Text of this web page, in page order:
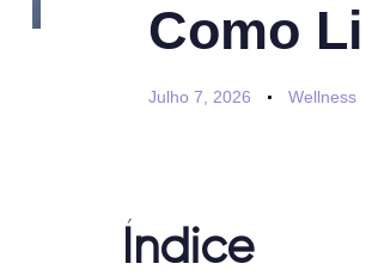
Como
Julho 7, 2026 Wellness
Índice